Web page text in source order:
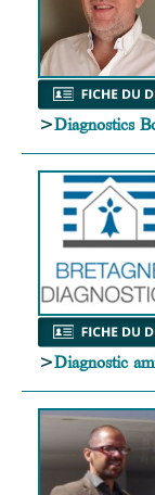
>Diagnostics
>Diagnostic